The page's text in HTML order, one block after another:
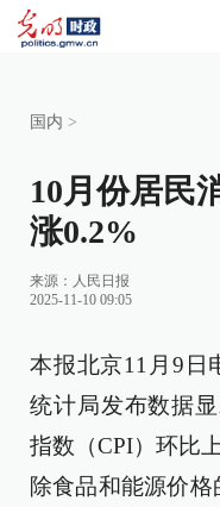
国内 >
10月份居民
涨0.2%
来源： 人民日报
2025-11-10 09:05
本报北京11月9日
统计局发布数据
指数（CPI）环比
除食品和能源价格